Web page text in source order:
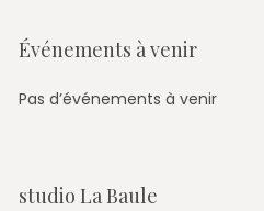
Événements à venir
Pas d’événements à venir
studio La Baule